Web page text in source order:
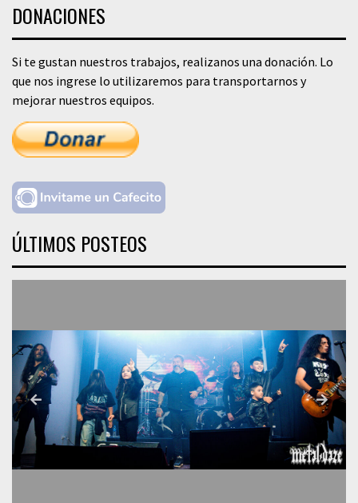
DONACIONES
Si te gustan nuestros trabajos, realizanos una donación. Lo
que nos ingrese lo utilizaremos para transportarnos y
mejorar nuestros equipos.
ÚLTIMOS POSTEOS